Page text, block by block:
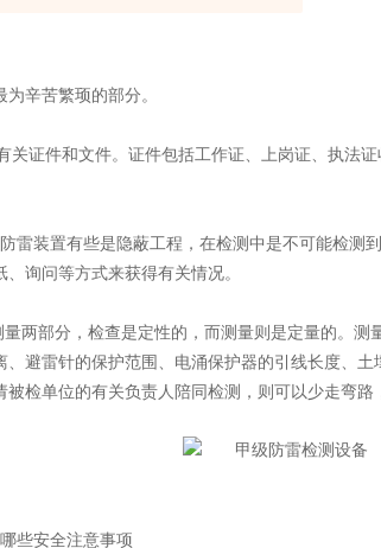
辛苦繁顼的部分。
证件和文件。证件包括工作证、上岗证、执法证
装置有些是隐蔽工程，在检测中是不可能检测
询问等方式来获得有关情况。
部分，检查是定性的，而测量则是定量的。测
避雷针的保护范围、电涌保护器的引线长度、
检单位的有关负责人陪同检测，则可以少走弯路
些安全注意事项